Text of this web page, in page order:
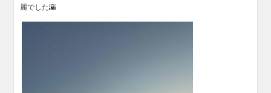
麗でした🌇